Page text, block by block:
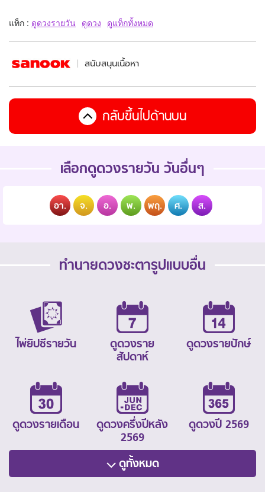
แท็ก : ดูดวงรายวัน ดูดวง ดูแท็กทั้งหมด
สนับสนุนเนื้อหา
กลับขึ้นไปด้านบน
เลือกดูดวงรายวัน วันอื่นๆ
อา. จ. อ. พ. พฤ. ศ. ส.
ทำนายดวงชะตารูปแบบอื่น
ไพ่ยิปซีรายวัน
ดูดวงราย
สัปดาห์
ดูดวงรายปักษ์
ดูดวงรายเดือน
ดูดวงครึ่งปีหลัง
2569
ดูดวงปี 2569
ดูทั้งหมด